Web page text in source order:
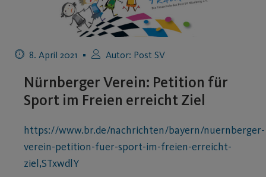
8. April 2021 Autor: Post SV
Nürnberger Verein: Petition für
Sport im Freien erreicht Ziel
https://www.br.de/nachrichten/bayern/nuernberger-
verein-petition-fuer-sport-im-freien-erreicht-
ziel,STxwdlY